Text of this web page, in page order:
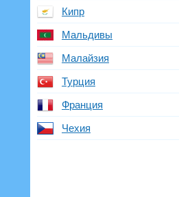
Кипр
Мальдивы
Малайзия
Турция
Франция
Чехия